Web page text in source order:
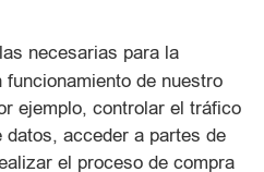
necesarias para la
de nuestro
ejemplo, controlar el tráfico
acceder a partes de
el proceso de compra